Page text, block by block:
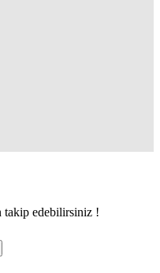
takip edebilirsiniz !